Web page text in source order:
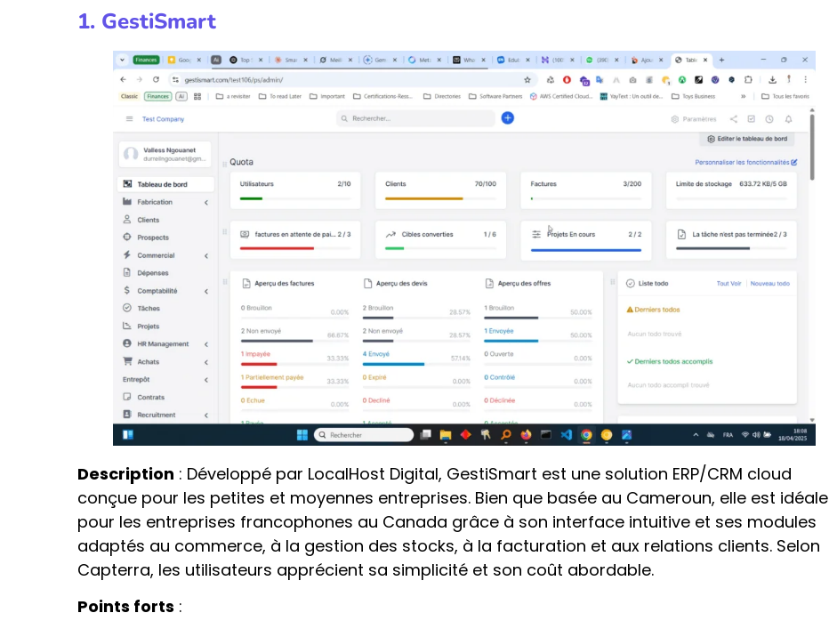
1. GestiSmart
Description : Développé par LocalHost Digital, GestiSmart est une solution ERP/CRM cloud
conçue pour les petites et moyennes entreprises. Bien que basée au Cameroun, elle est idéale
pour les entreprises francophones au Canada grâce à son interface intuitive et ses modules
adaptés au commerce, à la gestion des stocks, à la facturation et aux relations clients. Selon
Capterra, les utilisateurs apprécient sa simplicité et son coût abordable.
Points forts :